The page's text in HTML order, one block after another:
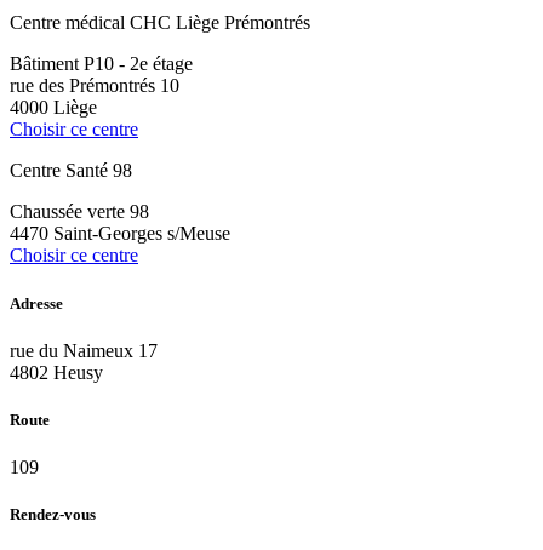
Centre médical CHC Liège Prémontrés
Bâtiment P10 - 2e étage
rue des Prémontrés 10
4000 Liège
Choisir ce centre
Centre Santé 98
Chaussée verte 98
4470 Saint-Georges s/Meuse
Choisir ce centre
Adresse
rue du Naimeux 17
4802 Heusy
Route
109
Rendez-vous